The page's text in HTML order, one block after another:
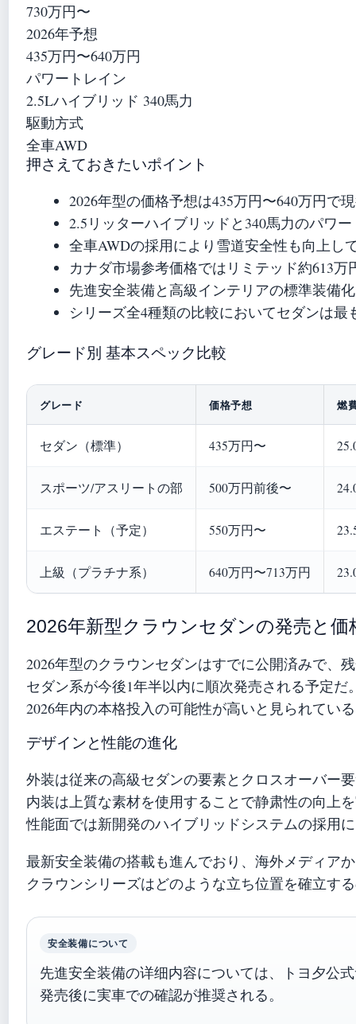
730万円〜
2026年予想
435万円〜640万円
パワートレイン
2.5Lハイブリッド 340馬力
駆動方式
全車AWD
押さえておきたいポイント
2026年型の価格予想は435万円〜640万円で
2.5リッターハイブリッドと340馬力のパワ
全車AWDの採用により雪道安全性も向上し
カナダ市場参考価格ではリミテッド約613万
先進安全装備と高級インテリアの標準装備
シリーズ全4種類の比較においてセダンは最
グレード別 基本スペック比較
グレード 価格予想 燃
セダン（標準） 435万円〜
スポーツ/アスリートの部 500万円前後〜
エステート（予定） 550万円〜
上級（プラチナ系） 640万円〜713万円
2026年新型クラウンセダンの発売と価
2026年型のクラウンセダンはすでに公開済みで、
セダン系が今後1年半以内に順次発売される予定
2026年内の本格投入の可能性が高いと見られてい
デザインと性能の進化
外装は従来の高級セダンの要素とクロスオーバー
内装は上質な素材を使用することで静肃性の向上
性能面では新開発のハイブリッドシステムの採用
最新安全装備の搭載も進んでおり、海外メディア
クラウンシリーズはどのような立ち位置を確立す
安全装備について
先進安全装備の详细内容については、トヨ夕公
発売後に実車での確認が推奨される。